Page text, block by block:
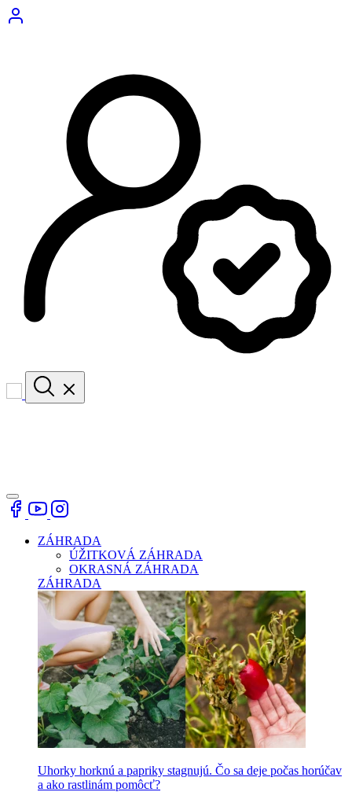
ZÁHRADA
ÚŽITKOVÁ ZÁHRADA
OKRASNÁ ZÁHRADA
ZÁHRADA
Uhorky horknú a papriky stagnujú. Čo sa deje počas horúčav
a ako rastlinám pomôcť?